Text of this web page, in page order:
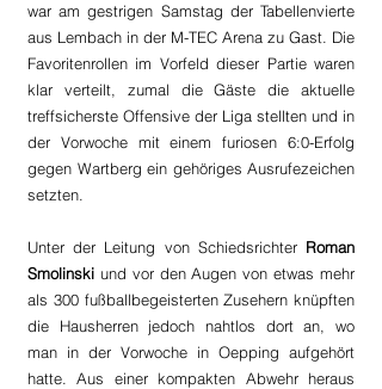
war am gestrigen Samstag der Tabellenvierte
aus Lembach in der M-TEC Arena zu Gast. Die
Favoritenrollen im Vorfeld dieser Partie waren
klar verteilt, zumal die Gäste die aktuelle
treffsicherste Offensive der Liga stellten und in
der Vorwoche mit einem furiosen 6:0-Erfolg
gegen Wartberg ein gehöriges Ausrufezeichen
setzten.
Unter der Leitung von Schiedsrichter Roman
Smolinski und vor den Augen von etwas mehr
als 300 fußballbegeisterten Zusehern knüpften
die Hausherren jedoch nahtlos dort an, wo
man in der Vorwoche in Oepping aufgehört
hatte. Aus einer kompakten Abwehr heraus